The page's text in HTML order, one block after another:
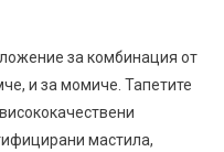
за комбинация от
и за момиче. Тапетите
мастила,